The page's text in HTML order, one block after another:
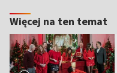
Więcej na ten temat